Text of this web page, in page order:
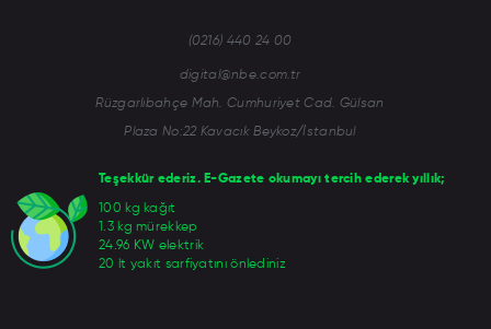
Teşekkür ederiz. E-Gazete okumayı tercih ederek yıllık;
100 kg kağıt
1.3 kg mürekkep
24.96 KW elektrik
20 lt yakıt sarfiyatını önlediniz
(0216) 440 24 00
digital@nbe.com.tr
Rüzgarlıbahçe Mah. Cumhuriyet Cad. Gülsan
Plaza No:22 Kavacık Beykoz/İstanbul